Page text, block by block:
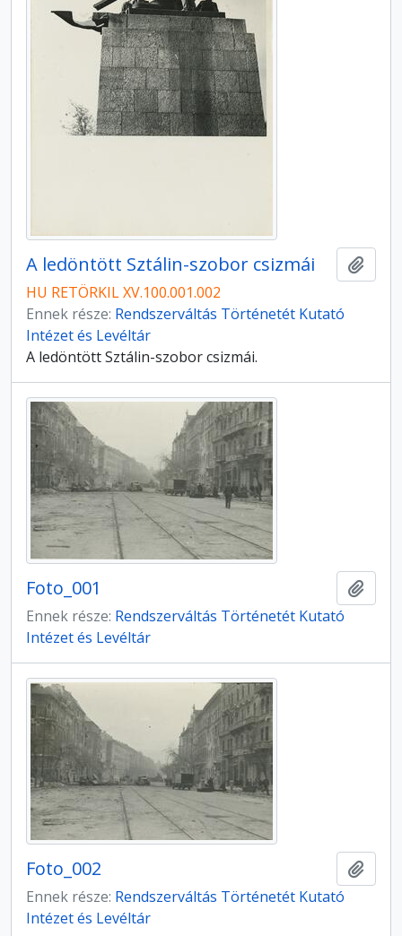
A ledöntött Sztálin-szobor csizmái
HU RETÖRKIL XV.100.001.002
Ennek része: Rendszerváltás Történetét Kutató
Intézet és Levéltár
A ledöntött Sztálin-szobor csizmái.
Foto_001
Ennek része: Rendszerváltás Történetét Kutató
Intézet és Levéltár
Foto_002
Ennek része: Rendszerváltás Történetét Kutató
Intézet és Levéltár